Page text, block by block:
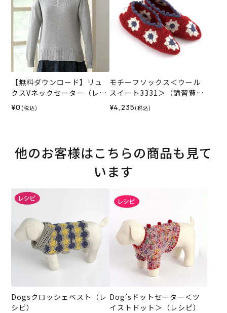
【無料ダウンロード】リュ
クスVネックセーター（レシ
ピ）
¥0 (税込)
モチーフソックス＜ウール
スイート3331＞（講習費・
編み物 材料セット・レシピ
入り)【HHCT】
¥4,235 (税込)
他のお客様はこちらの商品も見て
います
Dogsクロッシェベスト（レ
シピ）
Dog’sドットセーター＜ツ
イストドット＞（レシピ）